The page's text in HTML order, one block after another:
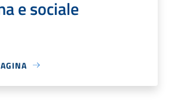
e sociale